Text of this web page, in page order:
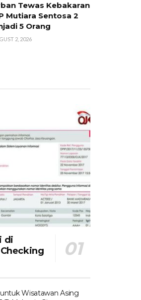
Tewas Kebakaran
Mutiara Sentosa 2
5 Orang
2, 2026
di
Wisatawan Asing